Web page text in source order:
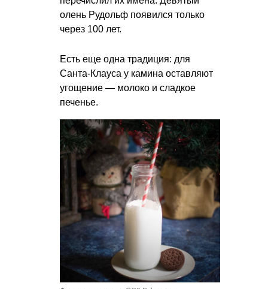
олень Рудольф появился только
через 100 лет.
Есть еще одна традиция: для
Санта-Клауса у камина оставляют
угощение — молоко и сладкое
печенье.